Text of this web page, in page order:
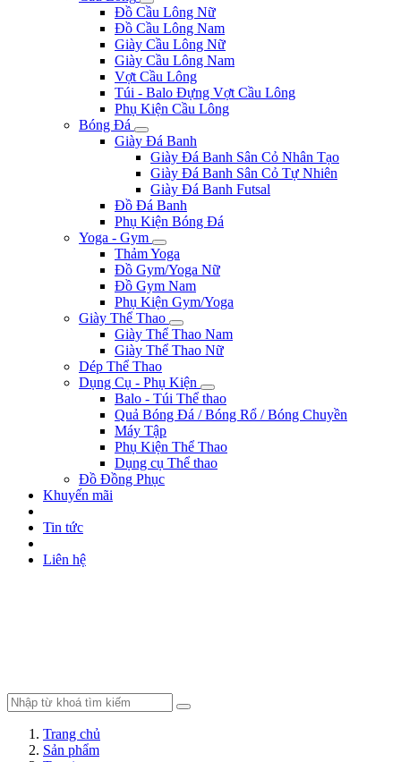
Đồ Cầu Lông Nữ
Đồ Cầu Lông Nam
Giày Cầu Lông Nữ
Giày Cầu Lông Nam
Vợt Cầu Lông
Túi - Balo Đựng Vợt Cầu Lông
Phụ Kiện Cầu Lông
Bóng Đá
Giày Đá Banh
Giày Đá Banh Sân Cỏ Nhân Tạo
Giày Đá Banh Sân Cỏ Tự Nhiên
Giày Đá Banh Futsal
Đồ Đá Banh
Phụ Kiện Bóng Đá
Yoga - Gym
Thảm Yoga
Đồ Gym/Yoga Nữ
Đồ Gym Nam
Phụ Kiện Gym/Yoga
Giày Thể Thao
Giày Thể Thao Nam
Giày Thể Thao Nữ
Dép Thể Thao
Dụng Cụ - Phụ Kiện
Balo - Túi Thể thao
Quả Bóng Đá / Bóng Rổ / Bóng Chuyền
Máy Tập
Phụ Kiện Thể Thao
Dụng cụ Thể thao
Đồ Đồng Phục
Khuyến mãi
Tin tức
Liên hệ
Trang chủ
Sản phẩm